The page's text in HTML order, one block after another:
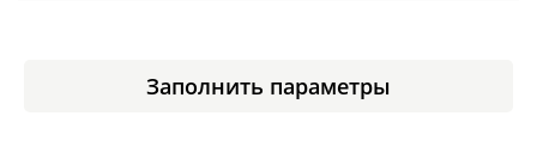
Заполнить параметры